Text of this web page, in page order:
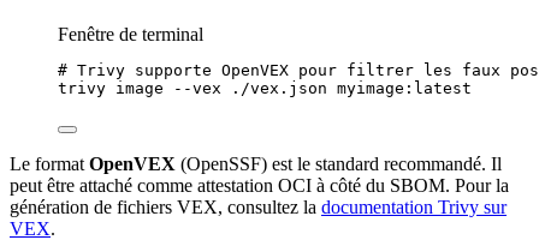
Fenêtre de terminal
# Trivy supporte OpenVEX pour filtrer les faux
trivy image --vex ./vex.json myimage:latest
Le format OpenVEX (OpenSSF) est le standard recommandé. Il
peut être attaché comme attestation OCI à côté du SBOM. Pour la
génération de fichiers VEX, consultez la documentation Trivy sur
VEX.